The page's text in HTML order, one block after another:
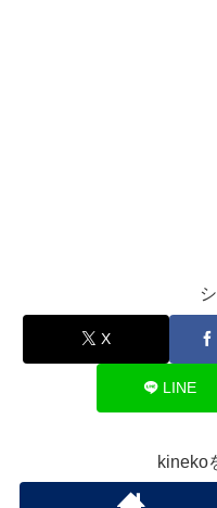
X
LINE
kineko